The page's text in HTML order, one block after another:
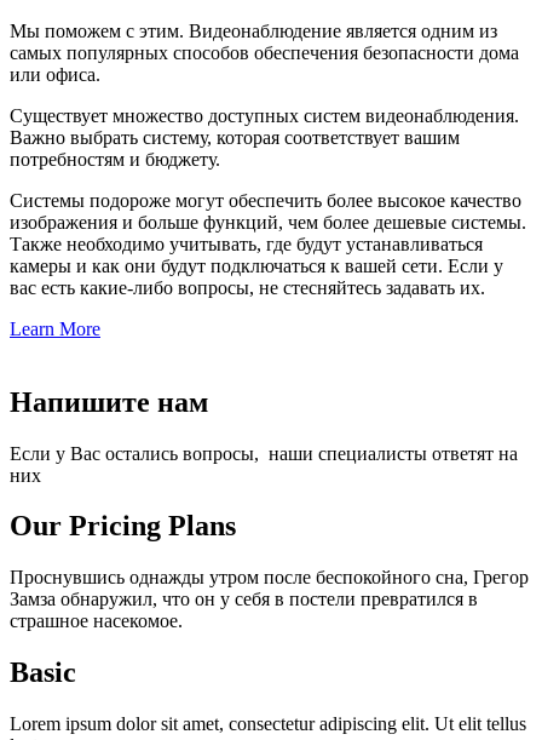
Мы поможем с этим. Видеонаблюдение является одним из
самых популярных способов обеспечения безопасности дома
или офиса.
Существует множество доступных систем видеонаблюдения.
Важно выбрать систему, которая соответствует вашим
потребностям и бюджету.
Системы подороже могут обеспечить более высокое качество
изображения и больше функций, чем более дешевые системы.
Также необходимо учитывать, где будут устанавливаться
камеры и как они будут подключаться к вашей сети. Если у
вас есть какие-либо вопросы, не стесняйтесь задавать их.
Learn More
Напишите нам
Если у Вас остались вопросы, наши специалисты ответят на
них
Our Pricing Plans
Проснувшись однажды утром после беспокойного сна, Грегор
Замза обнаружил, что он у себя в постели превратился в
страшное насекомое.
Basic
Lorem ipsum dolor sit amet, consectetur adipiscing elit. Ut elit tellus